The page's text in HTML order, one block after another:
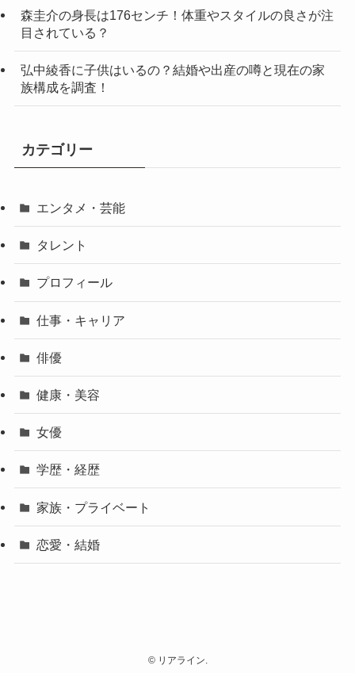
森圭介の身長は176センチ！体重やスタイルの良さが注
目されている？
弘中綾香に子供はいるの？結婚や出産の噂と現在の家
族構成を調査！
カテゴリー
エンタメ・芸能
タレント
プロフィール
仕事・キャリア
俳優
健康・美容
女優
学歴・経歴
家族・プライベート
恋愛・結婚
©リアライン.